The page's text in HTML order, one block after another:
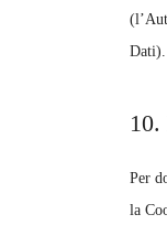
Dati).
Per
la